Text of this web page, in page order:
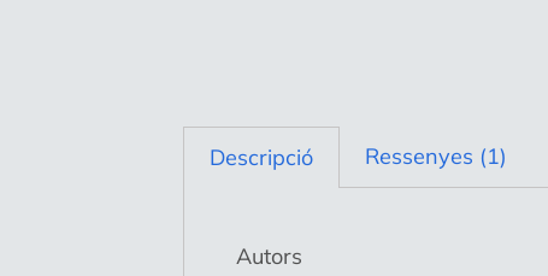
Descripció Ressenyes (1)
Autors